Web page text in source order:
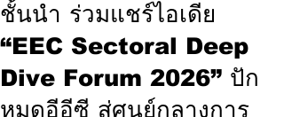
ชั้นนำ ร่วมแชร์ไอเดีย
“EEC Sectoral Deep
Dive Forum 2026” ปัก
หมุดอีอีซี สู่ศูนย์กลางการ